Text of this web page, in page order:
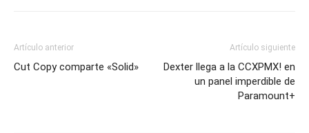
Artículo anterior
Cut Copy comparte «Solid»
Artículo siguiente
Dexter llega a la CCXPMX! en
un panel imperdible de
Paramount+